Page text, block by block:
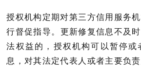
授权机构定期对第三方信用服务
行督促指导。 更新修复信息不及
法权益的，授权机构可以暂停或
息 ，对其法定代表人或者主要负